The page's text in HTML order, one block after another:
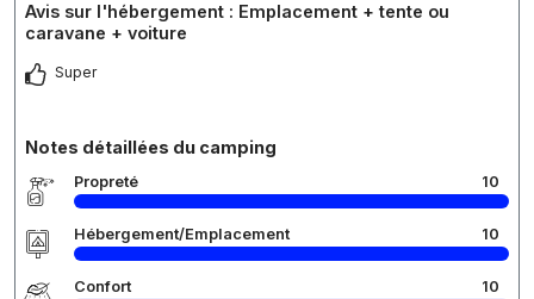
Avis sur l'hébergement : Emplacement + tente ou
caravane + voiture
Super
Notes détaillées du camping
Propreté 10
Hébergement/Emplacement 10
Confort 10